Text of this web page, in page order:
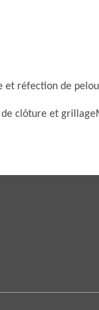
et réfection de
de clôture et